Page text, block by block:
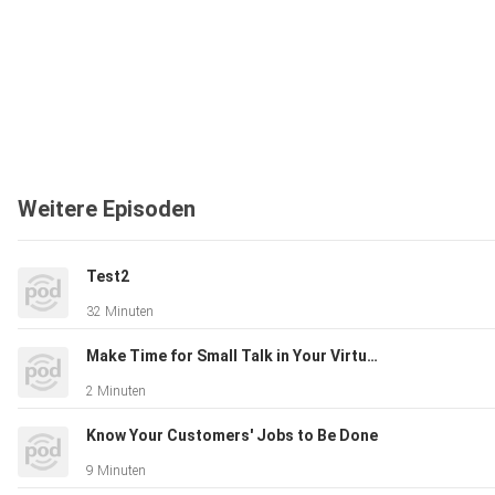
Weitere Episoden
Test2
32 Minuten
Make Time for Small Talk in Your Virtual Meetings
2 Minuten
Know Your Customers' Jobs to Be Done
9 Minuten